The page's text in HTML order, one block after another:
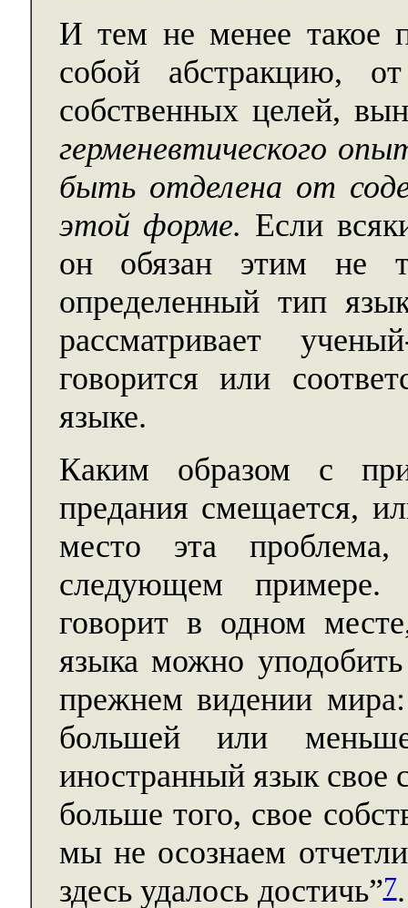
И тем не менее такое
собой абстракцию,
собственных целей,
герменевтического
быть отделена от
этой форме. Если
он обязан этим не
определенный тип
рассматривает
говорится или
языке.
Каким образом с
предания смещается,
место эта
следующем примере.
говорит в одном
языка можно
прежнем видении
большей или
иностранный язык свое
больше того, свое
мы не осознаем
здесь удалось достичь”7